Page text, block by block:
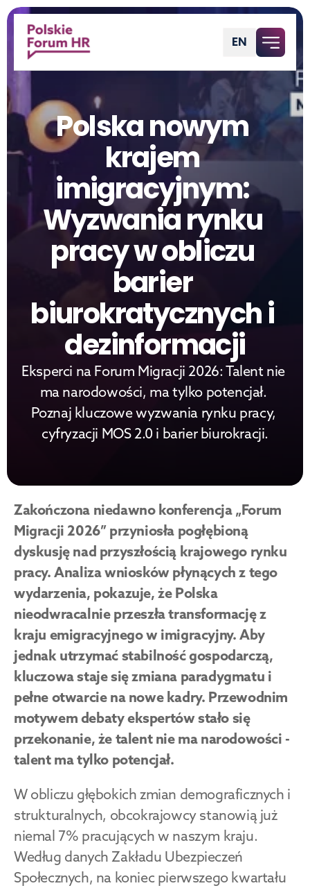
EN
Polish
Polska nowym
krajem
imigracyjnym:
Wyzwania rynku
pracy w obliczu
barier
biurokratycznych i
dezinformacji
Eksperci na Forum Migracji 2026: Talent nie
ma narodowości, ma tylko potencjał.
Poznaj kluczowe wyzwania rynku pracy,
cyfryzacji MOS 2.0 i barier biurokracji.
Zakończona niedawno konferencja „Forum
Migracji 2026” przyniosła pogłębioną
dyskusję nad przyszłością krajowego rynku
pracy. Analiza wniosków płynących z tego
wydarzenia, pokazuje, że Polska
nieodwracalnie przeszła transformację z
kraju emigracyjnego w imigracyjny. Aby
jednak utrzymać stabilność gospodarczą,
kluczowa staje się zmiana paradygmatu i
pełne otwarcie na nowe kadry. Przewodnim
motywem debaty ekspertów stało się
przekonanie, że talent nie ma narodowości -
talent ma tylko potencjał.
W obliczu głębokich zmian demograficznych i
strukturalnych, obcokrajowcy stanowią już
niemal 7% pracujących w naszym kraju.
Według danych Zakładu Ubezpieczeń
Społecznych, na koniec pierwszego kwartału